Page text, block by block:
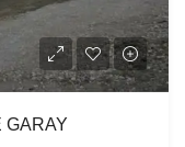
GARAY